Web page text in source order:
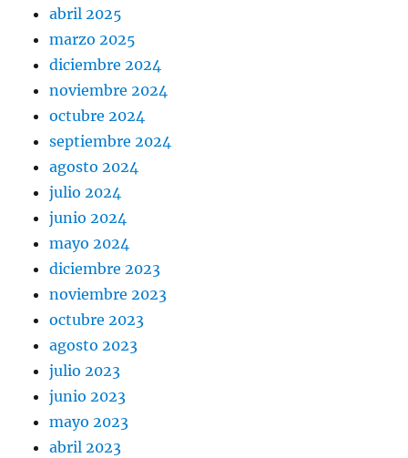
abril 2025
marzo 2025
diciembre 2024
noviembre 2024
octubre 2024
septiembre 2024
agosto 2024
julio 2024
junio 2024
mayo 2024
diciembre 2023
noviembre 2023
octubre 2023
agosto 2023
julio 2023
junio 2023
mayo 2023
abril 2023